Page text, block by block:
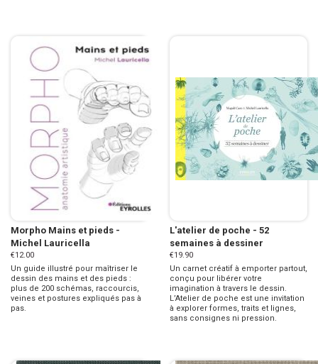
Morpho Mains et pieds -
Michel Lauricella
€12.00
Un guide illustré pour maîtriser le
dessin des mains et des pieds :
plus de 200 schémas, raccourcis,
veines et postures expliqués pas à
pas.
L'atelier de poche - 52
semaines à dessiner
€19.90
Un carnet créatif à emporter partout,
conçu pour libérer votre
imagination à travers le dessin.
L’Atelier de poche est une invitation
à explorer formes, traits et lignes,
sans consignes ni pression.